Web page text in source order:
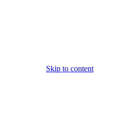
Skip to content